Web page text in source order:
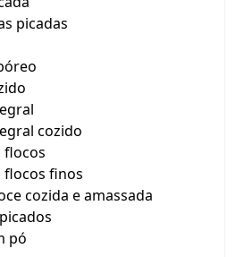
picadas
cozido
flocos
flocos finos
cozida e amassada
pó